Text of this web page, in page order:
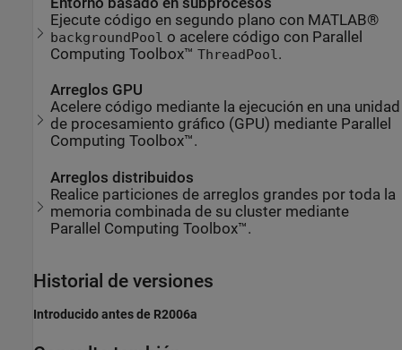
Ejecute código en segundo plano con MATLAB®
backgroundPool o acelere código con Parallel
Computing Toolbox™ThreadPool .
Arreglos GPU
Acelere código mediante la ejecución en una unidad
de procesamiento gráfico (GPU) mediante Parallel
Computing Toolbox™.
Arreglos distribuidos
Realice particiones de arreglos grandes por toda la
memoria combinada de su cluster mediante
Parallel Computing Toolbox™.
Historial de versiones
Introducido antes de R2006a